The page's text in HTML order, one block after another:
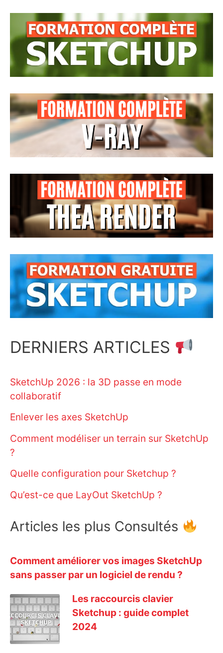
DERNIERS ARTICLES
SketchUp 2026 : la 3D passe en mode
collaboratif
Enlever les axes SketchUp
Comment modéliser un terrain sur SketchUp
?
Quelle configuration pour Sketchup ?
Qu’est-ce que LayOut SketchUp ?
Articles les plus Consultés
Comment améliorer vos images SketchUp
sans passer par un logiciel de rendu ?
Les raccourcis clavier
Sketchup : guide complet
2024